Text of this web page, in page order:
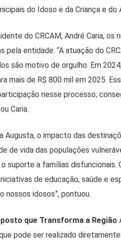
do Idoso e da Criança e
do CRCAM, André Caria,
pela entidade. “A atuação do
são motivo de orgulho. Em
mais de R$ 800 mil em 2025.
nesse processo,
Caria.
Augusta, o impacto das
de vida das populações
suporte a famílias disfuncionais.
de educação, saúde e
nossos idosos”, pontuou.
que Transforma a Região
pode ser realizado